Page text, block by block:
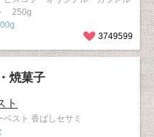
250g
3749599
焼菓子
ト
ベスト 香ばしセサミ